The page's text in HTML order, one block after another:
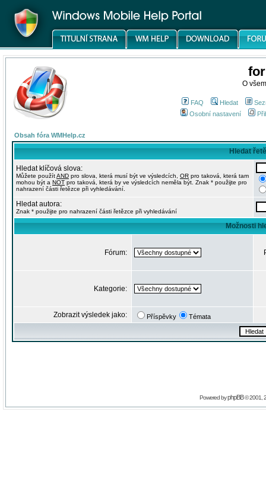
O
FAQ Hledat
Osobní nastavení
Obsah fóra WMHelp.cz
Hledat
Hledat klíčová slova:
Můžete použítAND pro slova, která musí být ve výsledcích, OR pro taková, která tam
mohou být a NOT pro taková, která by ve výsledcích neměla být. Znak * použijte pro
nahrazení části řetězce při vyhledávání.
Hledat autora:
Znak * použijte pro nahrazení části řetězce při vyhledávání
Možnosti
Fórum:
Kategorie:
Zobrazit výsledek jako: Příspěvky Témata
Powered byphpBB© 2001,